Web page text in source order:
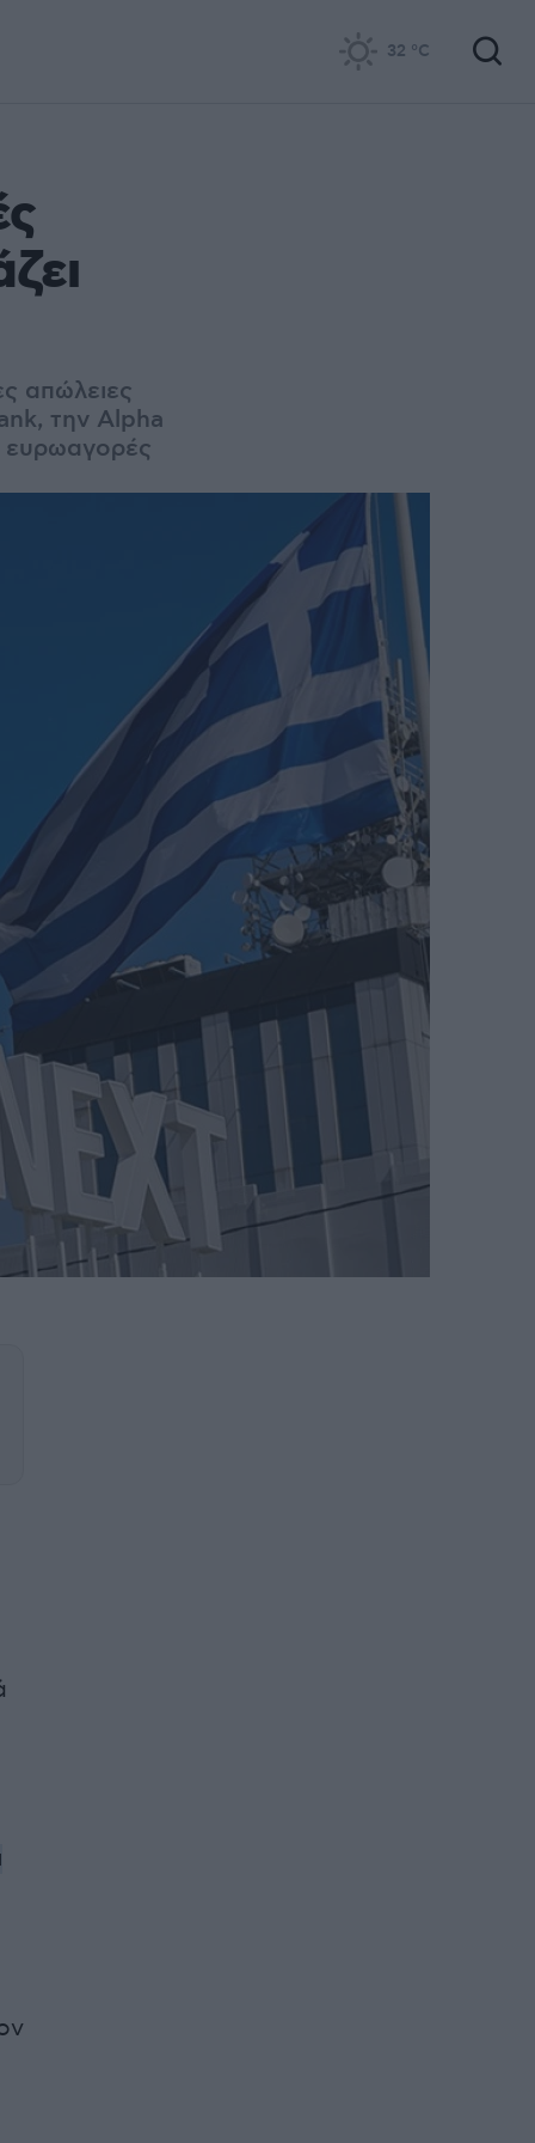
32 °C
απώλειες
την Alpha
ευρωαγορές